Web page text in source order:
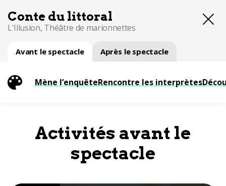
Conte du littoral
L'Illusion, Théâtre de marionnettes
Avant le spectacle Après le spectacle
Mène l’enquêteRencontre les interprètes
Activités avant le
spectacle